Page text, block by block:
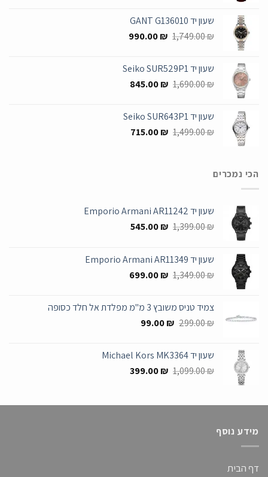
1,699.00 ₪.
955.00 ₪.
שעון יד GANT G136010
1,749.00₪
המחיר
1,749.00 ₪.
990.00₪
המחיר
990.00 ₪.
שעון יד Seiko SUR529P1
1,690.00₪
המחיר
1,690.00 ₪.
845.00₪
המחיר
845.00 ₪.
שעון יד Seiko SUR643P1
1,499.00₪
המחיר
715.00₪
המחיר
הכי נמכרים
שעון יד Emporio Armani AR11242
1,399.00₪
המחיר
1,399.00 ₪.
545.00₪
המחיר
545.00 ₪.
שעון יד Emporio Armani AR11349
1,349.00₪
המחיר
1,349.00 ₪.
699.00₪
המחיר
699.00 ₪.
צמיד טניס משובץ 3 מ"מ מפלדת אל חלד כסופה
299.00₪
המחיר
299.00 ₪.
99.00₪
המחיר
99.00 ₪.
שעון יד Michael Kors MK3364
1,099.00₪
המחיר
1,099.00 ₪.
399.00₪
המחיר
399.00 ₪.
מידע נוסף
דף הבית